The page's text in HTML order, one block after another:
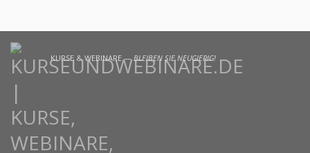
KURSE & WEBINARE —BLEIBEN SIE NEUGIERIG!